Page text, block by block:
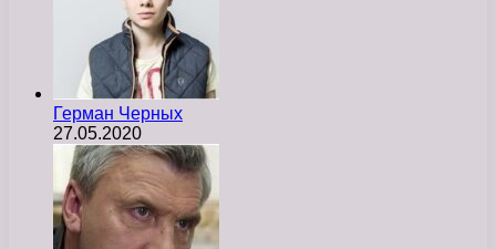
Герман Черных
27.05.2020